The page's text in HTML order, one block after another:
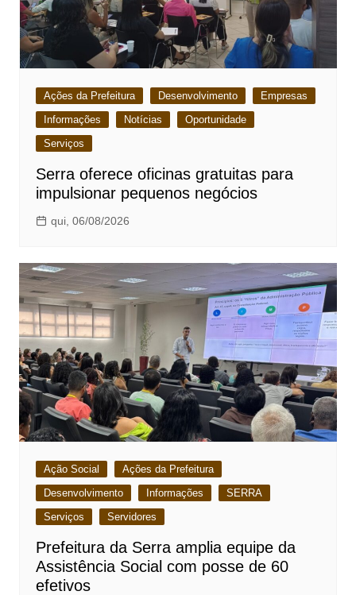
Ações da Prefeitura Desenvolvimento
Empresas
Informações
Notícias
Oportunidade
Serviços
Serra oferece oficinas gratuitas para
impulsionar pequenos negócios
qui, 06/08/2026
Ação Social
Ações da Prefeitura
Desenvolvimento
Informações
SERRA
Serviços
Servidores
Prefeitura da Serra amplia equipe da
Assistência Social com posse de 60
efetivos